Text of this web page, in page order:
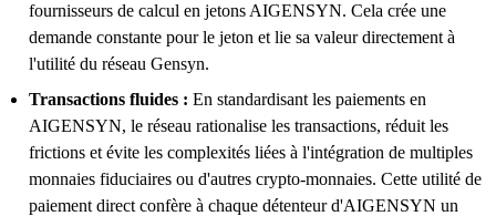
fournisseurs de calcul en jetons AIGENSYN. Cela crée une
demande constante pour le jeton et lie sa valeur directement à
l'utilité du réseau Gensyn.
Transactions fluides : En standardisant les paiements en
AIGENSYN, le réseau rationalise les transactions, réduit les
frictions et évite les complexités liées à l'intégration de multiples
monnaies fiduciaires ou d'autres crypto-monnaies. Cette utilité de
paiement direct confère à chaque détenteur d'AIGENSYN un